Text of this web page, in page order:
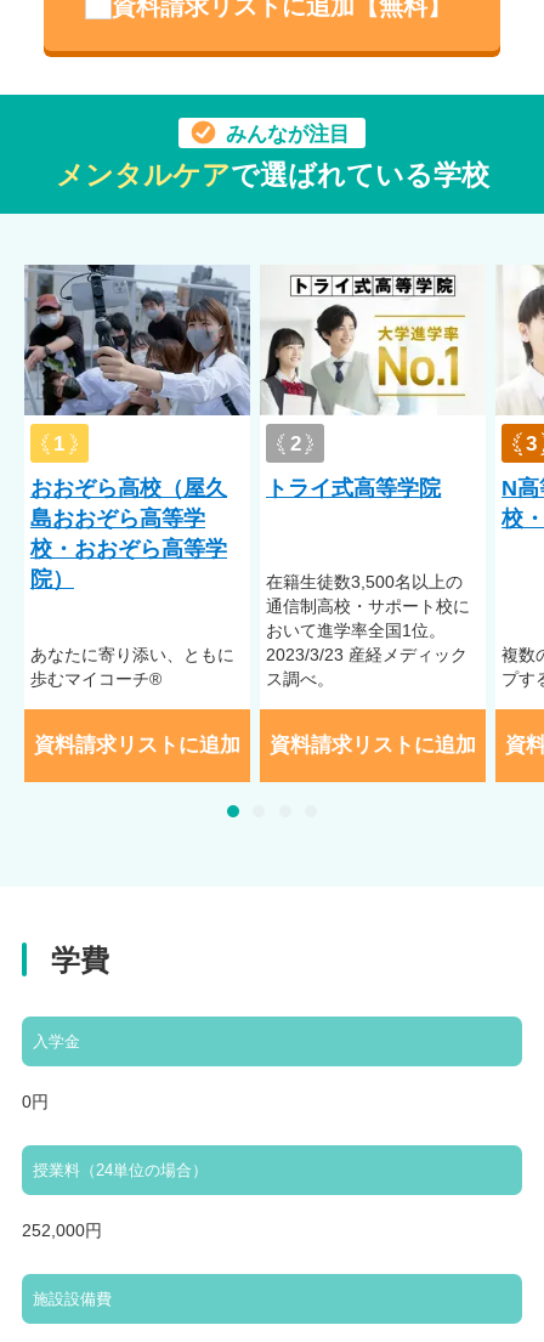
資料請求リストに追加【無料】
みんなが注目
メンタルケアで選ばれている学校
1
おおぞら高校（屋久
島おおぞら高等学
校・おおぞら高等学
院）
あなたに寄り添い、ともに
歩むマイコーチ®
資料請求リストに追加
2
トライ式高等学院
在籍⽣徒数3,500名以上の
通信制⾼校・サポート校に
おいて進学率全国1位。
2023/3/23 産経メディック
ス調べ。
資料請求リストに追加
3
N
校
複数
プす
資
学費
入学金
0円
授業料（24単位の場合）
252,000円
施設設備費